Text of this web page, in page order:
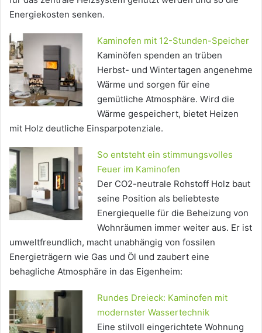
Energiekosten senken.
Kaminofen mit 12-Stunden-Speicher
Kaminöfen spenden an trüben
Herbst- und Wintertagen angenehme
Wärme und sorgen für eine
gemütliche Atmosphäre. Wird die
Wärme gespeichert, bietet Heizen
mit Holz deutliche Einsparpotenziale.
So entsteht ein stimmungsvolles
Feuer im Kaminofen
Der CO2-neutrale Rohstoff Holz baut
seine Position als beliebteste
Energiequelle für die Beheizung von
Wohnräumen immer weiter aus. Er ist
umweltfreundlich, macht unabhängig von fossilen
Energieträgern wie Gas und Öl und zaubert eine
behagliche Atmosphäre in das Eigenheim:
Rundes Dreieck: Kaminofen mit
modernster Wassertechnik
Eine stilvoll eingerichtete Wohnung